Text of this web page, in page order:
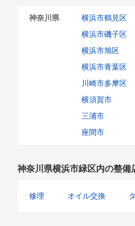
神奈川県 横浜市鶴見区
横浜市磯子区
横浜市旭区
横浜市青葉区
川崎市多摩区
横須賀市
三浦市
座間市
神奈川県横浜市緑区内の整備
修理 オイル交換